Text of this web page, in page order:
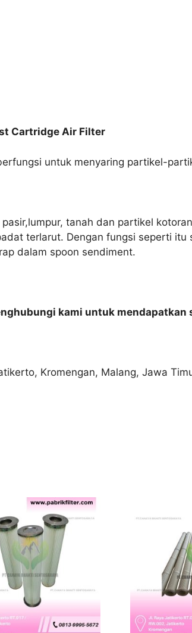
Cartridge Air Filter
untuk menyaring partikel-
tanah dan partikel
terlarut. Dengan fungsi seperti itu
dalam spoon sendiment.
kami untuk mendapatkan
Kromengan, Malang, Jawa